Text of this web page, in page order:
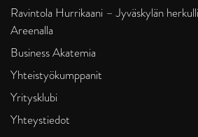
Ravintola Hurrikaani – Jyväskylän
Areenalla
Business Akatemia
Yhteistyökumppanit
Yritysklubi
Yhteystiedot